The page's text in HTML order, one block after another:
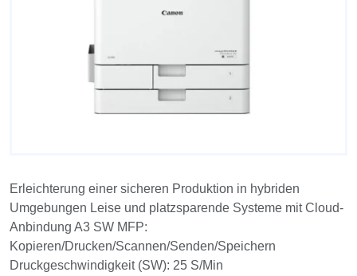
Erleichterung einer sicheren Produktion in hybriden
Umgebungen Leise und platzsparende Systeme mit Cloud-
Anbindung A3 SW MFP:
Kopieren/Drucken/Scannen/Senden/Speichern
Druckgeschwindigkeit (SW): 25 S/Min